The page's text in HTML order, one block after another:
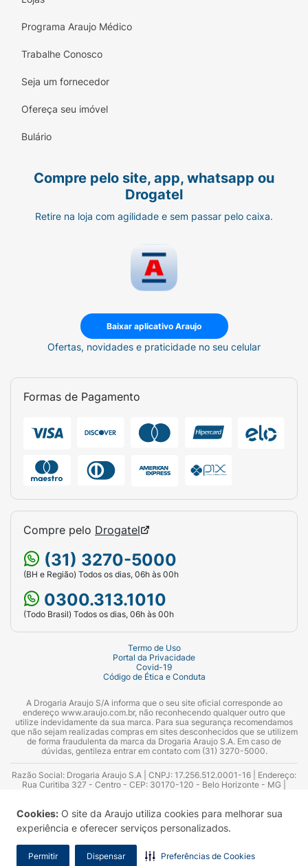
Cookies: O site da Araujo utiliza cookies para melhorar sua
experiência e oferecer serviços personalizados.
Permitir Dispensar Preferências de Cookies
Programa Araujo Médico
Trabalhe Conosco
Seja um fornecedor
Ofereça seu imóvel
Bulário
Compre pelo site, app, whatsapp ou
Drogatel
Retire na loja com agilidade e sem passar pelo caixa.
Baixar aplicativo Araujo
Ofertas, novidades e praticidade no seu celular
Formas de Pagamento
Compre pelo Drogatel
(31) 3270-5000
(BH e Região) Todos os dias, 06h às 00h
0300.313.1010
(Todo Brasil) Todos os dias, 06h às 00h
Termo de Uso
Portal da Privacidade
Covid-19
Código de Ética e Conduta
A Drogaria Araujo S/A informa que o seu site oficial corresponde ao
endereço www.araujo.com.br, não reconhecendo qualquer outro que
utilize indevidamente da sua marca. Para sua segurança recomendamos
que não sejam realizadas compras em sites desconhecidos que se utilizem
de forma fraudulenta da marca da Drogaria Araujo S.A. Em caso de
dúvidas, gentileza entrar em contato com (31) 3270-5000.
Razão Social: Drogaria Araujo S.A | CNPJ: 17.256.512.0001-16 | Endereço:
Rua Curitiba 327 - Centro - CEP: 30170-120 - Belo Horizonte - MG |
Azevedo Guimarães – CRF 10.965 | Yasmin Silva Alvarenga – CRF 52.584 -
Consultor substituto: Thiago Aguiar Pinheiro - CRF Nº 13.748. Alvará
Sanitário: 2025020713 | Autorização de Funcionamento da Empresa (AFE):